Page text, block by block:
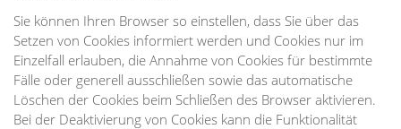
Sie können Ihren Browser so einstellen, dass Sie über das
Setzen von Cookies informiert werden und Cookies nur im
Einzelfall erlauben, die Annahme von Cookies für bestimmte
Fälle oder generell ausschließen sowie das automatische
Löschen der Cookies beim Schließen des Browser aktivieren.
Bei der Deaktivierung von Cookies kann die Funktionalität